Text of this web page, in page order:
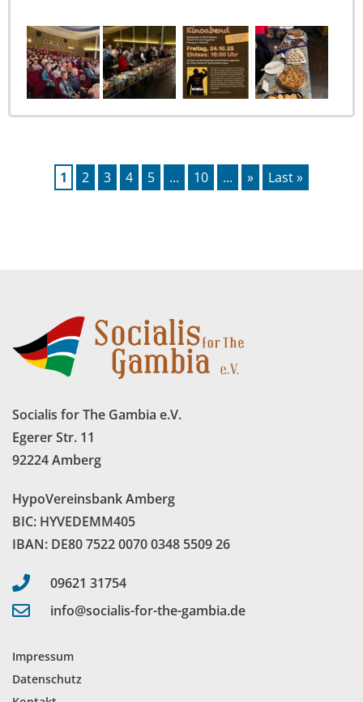
1 2 3 4 5 ... 10 ... » Last »
Socialis for The Gambia e.V.
Egerer Str. 11
92224 Amberg
HypoVereinsbank Amberg
BIC: HYVEDEMM405
IBAN: DE80 7522 0070 0348 5509 26
09621 31754
info@socialis-for-the-gambia.de
Impressum
Datenschutz